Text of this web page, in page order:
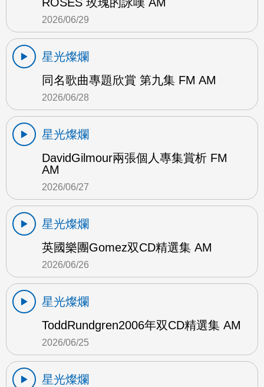
2026/06/29
星光燦爛
同名歌曲專題欣賞 第九集 FM AM
2026/06/28
星光燦爛
DavidGilmour兩張個人專集賞析 FM
AM
2026/06/27
星光燦爛
英國樂團Gomez双CD精選集 AM
2026/06/26
星光燦爛
ToddRundgren2006年双CD精選集 AM
2026/06/25
星光燦爛